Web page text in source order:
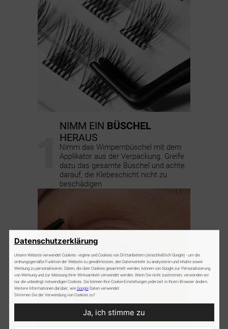
NIMM EIN BÜSCHEL
HERAUS
Nimm das Wimpernbüschel mit dem
Applikator aus der Verpackung. Greife
dazu das gesamte Büschel und achte
darauf, die Klebeschicht nicht zu
beschädigen
Datenschutzerklärung
Unsere Website verwendet Cookies - eigene und Cookies von Drittanbietern (einschließlich Google) - um die
ordnungsgemäße Funktion der Website zu gewährleisten, den Datenverkehr zu analysieren und Inhalte sowie
Werbung zu personalisieren. Daten, die über Cookies gesammelt werden, können von Google zur Personalisierung
von Werbung und zur Messung ihrer Wirksamkeit verwendet werden. Wenn Sie nicht zustimmen, verwenden wir
nur die unbedingt notwendigen Cookies. Sie können Ihre Cookie-Einstellungen jederzeit in Ihrem Browser ändern.
Weitere Informationen darüber, wie GoogleDaten verwendet:
Stimmen Sie der Verwendung von Cookies zu?
Ja, ich stimme zu